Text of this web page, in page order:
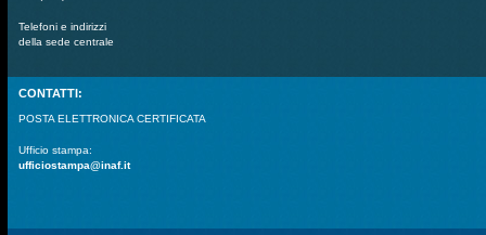
Telefoni e indirizzi
della sede centrale
CONTATTI:
POSTA ELETTRONICA CERTIFICATA
Ufficio stampa:
ufficiostampa@inaf.it